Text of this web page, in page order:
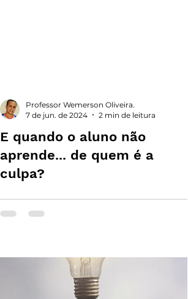
E quando o aluno não
aprende... de quem é a
culpa?
Professor Wemerson Oliveira.
7 de jun. de 2024
2 min de leitura